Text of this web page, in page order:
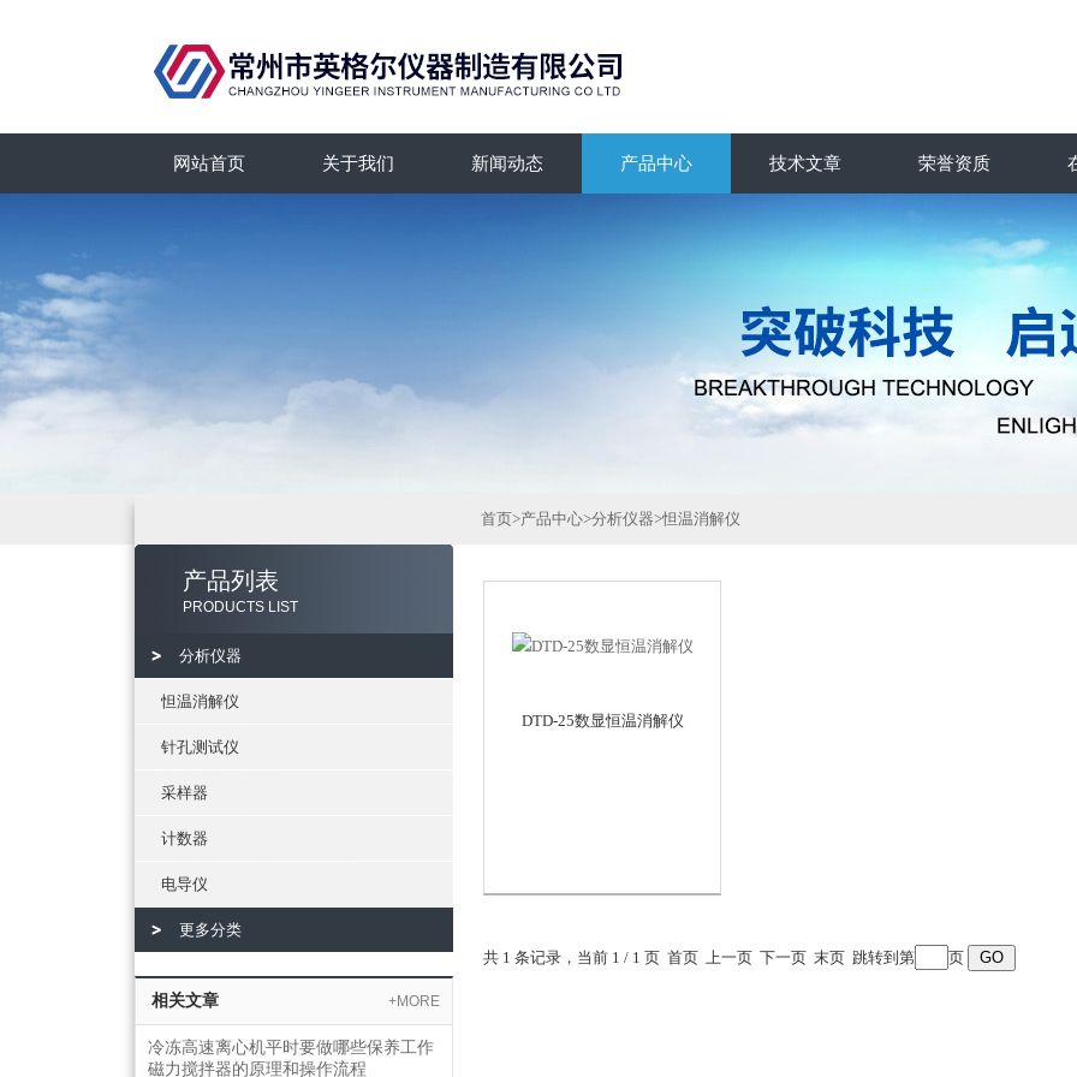
网站首页 关于我们 新闻动态 产品中心 技术文章 荣誉资质
产品列表
PRODUCTS LIST
分析仪器
怛温消解仪
针孔测试仪
采样器
计数器
电导仪
更多分类
相关文章 +MORE
冷冻高速离心机平时要做哪些保养工作
磁力搅拌器的原理和操作流程
首页>产品中心>分析仪器>怛温消解仪
DTD-25数显恒温消解仪
共 1 条记录，当前 1 / 1 页 首页 上一页 下一页 末页 跳转到第 页